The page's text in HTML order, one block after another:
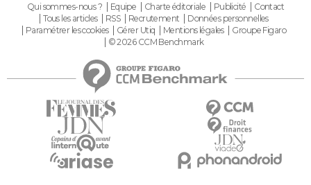
Qui sommes-nous ? Equipe Charte éditoriale Publicité
Contact
Tous les articles
RSS Recrutement
Données personnelles
Paramétrer les cookies
Gérer Utiq Mentions légales
Groupe Figaro
© 2026 CCM Benchmark